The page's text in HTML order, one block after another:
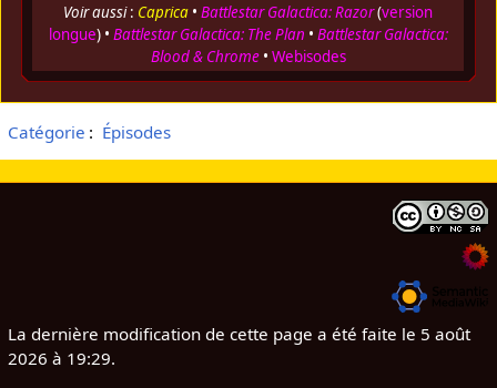
Voir aussi: Caprica •Battlestar Galactica: Razor(version
longue) • Battlestar Galactica: The Plan • Battlestar Galactica:
Blood & Chrome• Webisodes
Catégorie : Épisodes
La dernière modification de cette page a été faite le 5 août
2026 à 19:29.